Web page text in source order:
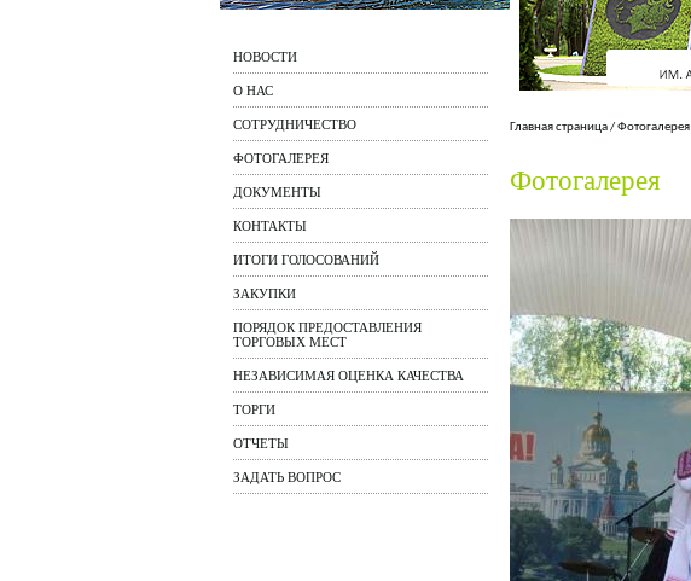
НОВОСТИ
О НАС
СОТРУДНИЧЕСТВО
ФОТОГАЛЕРЕЯ
ДОКУМЕНТЫ
КОНТАКТЫ
ИТОГИ ГОЛОСОВАНИЙ
ЗАКУПКИ
ПОРЯДОК ПРЕДОСТАВЛЕНИЯ
ТОРГОВЫХ МЕСТ
НЕЗАВИСИМАЯ ОЦЕНКА КАЧЕСТВА
ТОРГИ
ОТЧЕТЫ
ЗАДАТЬ ВОПРОС
Главная страница/Фотогалерея
Фотогалерея